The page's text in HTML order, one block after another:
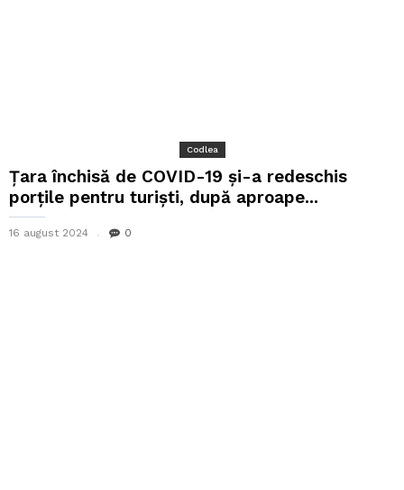
Codlea
Țara închisă de COVID-19 și-a redeschis
porțile pentru turiști, după aproape...
16 august 2024 0